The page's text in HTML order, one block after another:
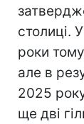
столиці.
роки
але в
2025
ще дві